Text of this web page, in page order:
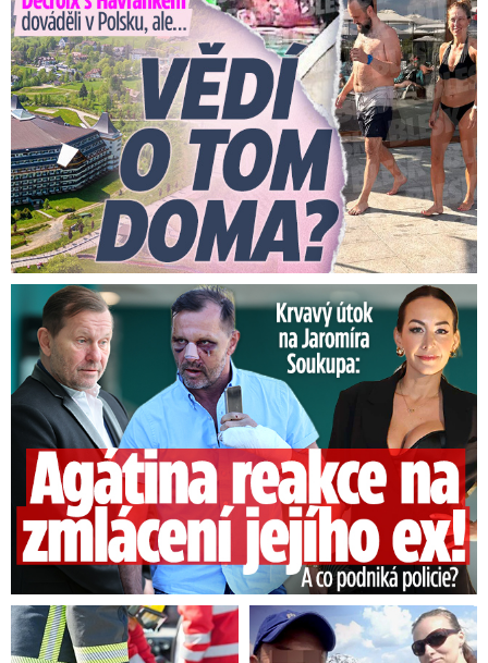
Útok na Jaromíra Soukupa: Reakce Agáty na zmlácení jejího ex